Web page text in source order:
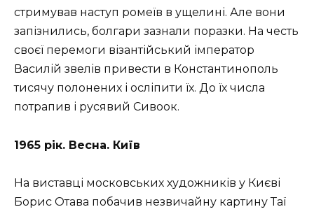
стримував наступ ромеїв в ущелині. Але вони
запізнились, болгари зазнали поразки. На честь
своєї перемоги візантійський імператор
Василій звелів привести в Константинополь
тисячу полонених і осліпити їх. До їх числа
потрапив і русявий Сивоок.
1965 рік. Весна. Київ
На виставці московських художників у Києві
Борис Отава побачив незвичайну картину Таї